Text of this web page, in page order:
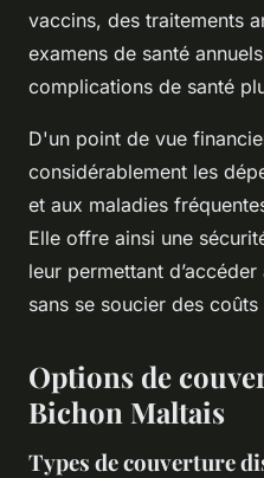
vaccins, des traitements
examens de santé
complications de santé
D'un point de vue
considérablement les
et aux maladies
Elle offre ainsi une
leur permettant
sans se soucier des
Options de
Bichon Maltais
Types de couverture